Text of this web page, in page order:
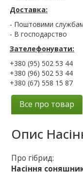
Доставка:
- Поштовими
- В господарство
Зателефонувати:
+380 (95) 502 53 44
+380 (96) 502 53 44
+380 (67) 558 15 87
Все про товар
Опис
Про гібрид:
Насіння